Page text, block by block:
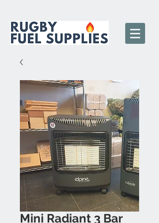
Mini Radiant 3 Bar